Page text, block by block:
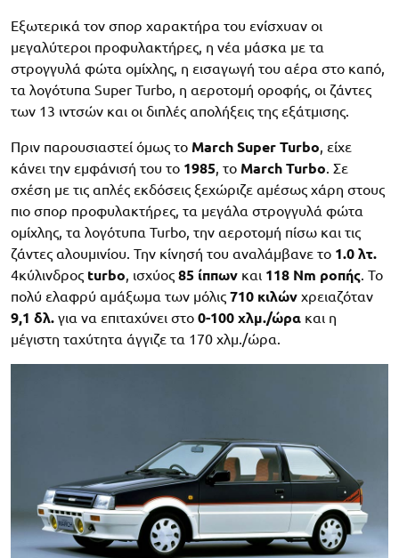
Εξωτερικά τον σπορ χαρακτήρα του ενίσχυαν οι
μεγαλύτεροι προφυλακτήρες, η νέα μάσκα με τα
στρογγυλά φώτα ομίχλης, η εισαγωγή του αέρα στο καπό,
τα λογότυπα Super Turbo, η αεροτομή οροφής, οι ζάντες
των 13 ιντσών και οι διπλές απολήξεις της εξάτμισης.
Πριν παρουσιαστεί όμως το March Super Turbo, είχε
κάνει την εμφάνισή του το 1985, το March Turbo. Σε
σχέση με τις απλές εκδόσεις ξεχώριζε αμέσως χάρη στους
πιο σπορ προφυλακτήρες, τα μεγάλα στρογγυλά φώτα
ομίχλης, τα λογότυπα Turbo, την αεροτομή πίσω και τις
ζάντες αλουμινίου. Την κίνησή του αναλάμβανε το 1.0 λτ.
4κύλινδρος turbo, ισχύος 85 ίππων και 118 Nm ροπής. Το
πολύ ελαφρύ αμάξωμα των μόλις 710 κιλών χρειαζόταν
9,1 δλ. για να επιταχύνει στο 0-100 χλμ./ώρα και η
μέγιστη ταχύτητα άγγιζε τα 170 χλμ./ώρα.